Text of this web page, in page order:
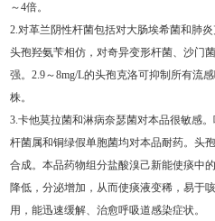
～4倍。
2.对革兰阴性杆菌包括对大肠埃希菌和肺
头孢羟氨苄相仿，对奇异变形杆菌、沙门
强。2.9～8mg/L的头孢克洛可抑制所有流
株。
3.卡他莫拉菌和淋病奈瑟菌对本品很敏感
杆菌属和铜绿假单胞菌均对本品耐药。头
合成。本品药物组分盐酸溴己新能使痰中
降低，分泌增加，从而使痰液变稀，易于
用，能迅速缓解、治愈呼吸道感染症状。